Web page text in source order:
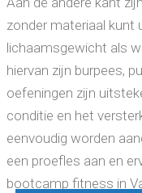
zonder materiaal kunt
lichaamsgewicht als
hiervan zijn burpees,
oefeningen zijn
conditie en het
eenvoudig worden
een proefles aan en
bootcamp fitness in